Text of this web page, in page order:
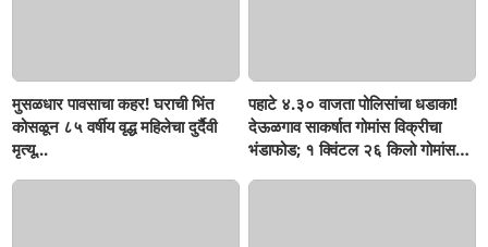
मुसळधार पावसाचा कहर! घराची भिंत
कोसळून ८५ वर्षीय वृद्ध महिलेचा दुर्दैवी
मृत्यू...
पहाटे ४.३० वाजता पोलिसांचा धडाका!
देऊळगाव साकर्षात गोमांस विक्रीचा
भंडाफोड; १ क्विंटल २६ किलो गोमांस